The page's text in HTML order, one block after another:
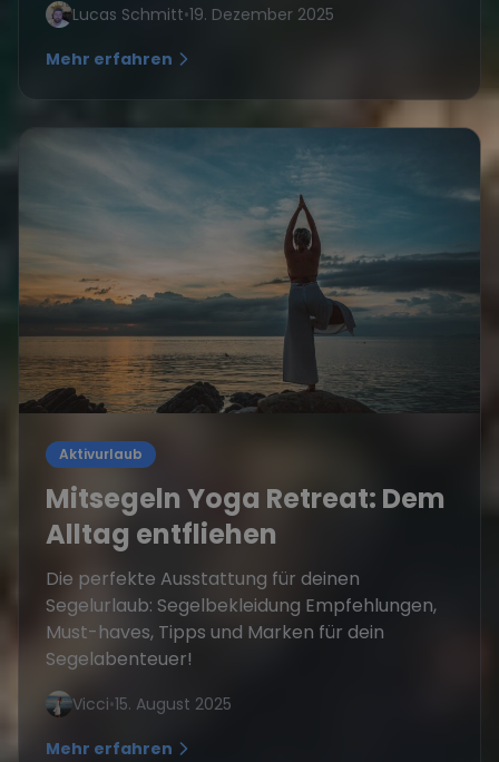
Lucas Schmitt•19. Dezember 2025
Mehr erfahren
Aktivurlaub
Mitsegeln Yoga Retreat: Dem
Alltag entfliehen
Die perfekte Ausstattung für deinen
Segelurlaub: Segelbekleidung Empfehlungen,
Must-haves, Tipps und Marken für dein
Segelabenteuer!
Vicci•15. August 2025
Mehr erfahren